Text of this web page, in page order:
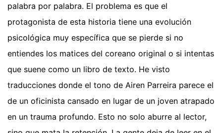
palabra por palabra. El problema es que el
protagonista de esta historia tiene una evolución
psicológica muy específica que se pierde si no
entiendes los matices del coreano original o si intentas
que suene como un libro de texto. He visto
traducciones donde el tono de Airen Parreira parece el
de un oficinista cansado en lugar de un joven atrapado
en un trauma profundo. Esto no solo aburre al lector,